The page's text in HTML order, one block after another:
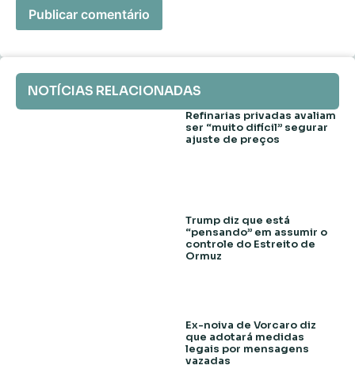
NOTÍCIAS RELACIONADAS
Refinarias privadas avaliam
ser “muito difícil” segurar
ajuste de preços
Trump diz que está
“pensando” em assumir o
controle do Estreito de
Ormuz
Ex-noiva de Vorcaro diz
que adotará medidas
legais por mensagens
vazadas